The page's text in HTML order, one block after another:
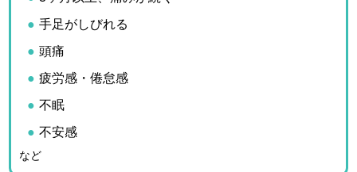
手足がしびれる
頭痛
疲労感・倦怠感
不眠
不安感
など